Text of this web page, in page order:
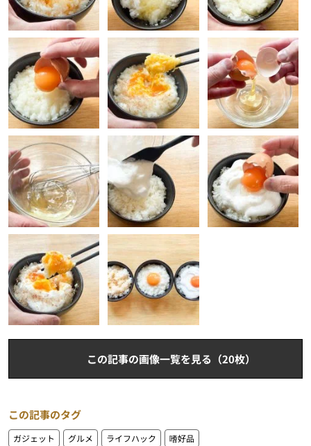
この記事の画像一覧を見る（20枚）
この記事のタグ
ガジェット グルメ ライフハック 嗜好品